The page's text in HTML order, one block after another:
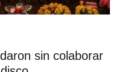
sin colaborar